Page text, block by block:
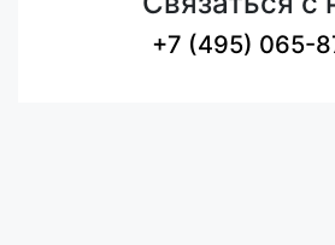
+7 (495) 065-